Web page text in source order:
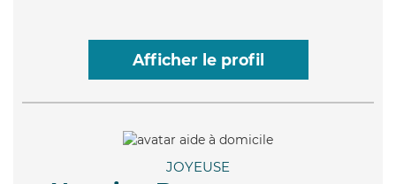
Afficher le profil
JOYEUSE